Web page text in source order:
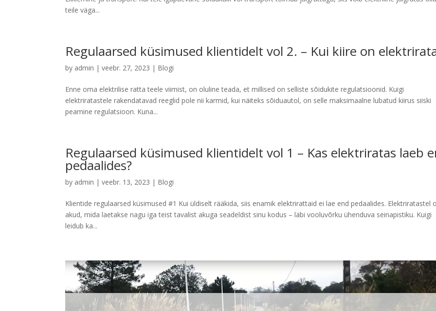
teile väga...
Regulaarsed küsimused klientidelt vol 2. – Kui kiire on
by admin |veebr. 27, 2023 | Blogi
Enne oma elektrilise ratta teele viimist, on oluline teada, et millised on selliste sõidukite regulatsioonid. Kuigi
elektriratastele rakendatavad reeglid pole nii karmid, kui näiteks sõiduautol, on selle maksimaalne lubatud kiirus siiski
peamine regulatsioon. Kuna...
Regulaarsed küsimused klientidelt vol 1 – Kas elektriratas laeb
pedaalides?
by admin |veebr. 13, 2023 | Blogi
Klientide regulaarsed küsimused #1 Kui üldiselt rääkida, siis enamik elektrirattaid ei lae end pedaalides. Elektriratastel
akud, mida laetakse nagu iga teist tavalist akuga seadeldist sinu kodus – läbi vooluvõrku ühenduva seinapistiku. Kuigi
leidub ka...